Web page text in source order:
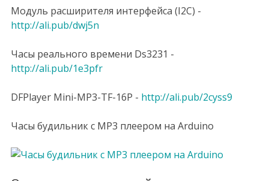
Модуль расширителя интерфейса (I2C) -
http://ali.pub/dwj5n
Часы реального времени Ds3231 -
http://ali.pub/1e3pfr
DFPlayer Mini-MP3-TF-16P - http://ali.pub/2cyss9
Часы будильник с MP3 плеером на Arduino